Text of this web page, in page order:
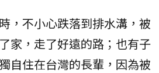
，不小心跌落到排水溝，被
家，走了好遠的路；也有子
自住在台灣的長輩，因為被